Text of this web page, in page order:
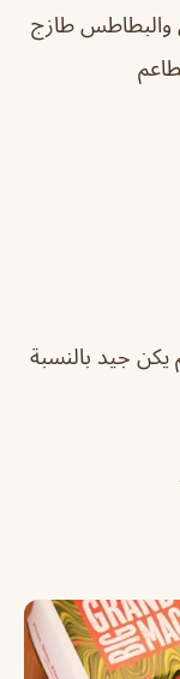
والبطاطس طازج
جيد بالنسبة